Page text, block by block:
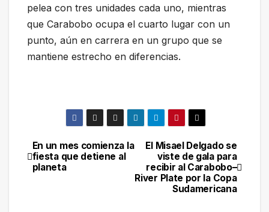
pelea con tres unidades cada uno, mientras
que Carabobo ocupa el cuarto lugar con un
punto, aún en carrera en un grupo que se
mantiene estrecho en diferencias.
Navegación
de
El Misael Delgado se
viste de gala para
recibir al Carabobo–
River Plate por la Copa
Sudamericana
En un mes comienza la
fiesta que detiene al
planeta